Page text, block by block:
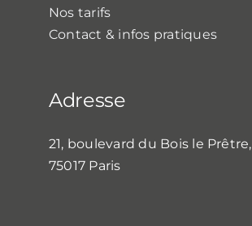
Nos tarifs
Contact & infos pratiques
Adresse
21, boulevard du Bois le Prêtre,
75017 Paris